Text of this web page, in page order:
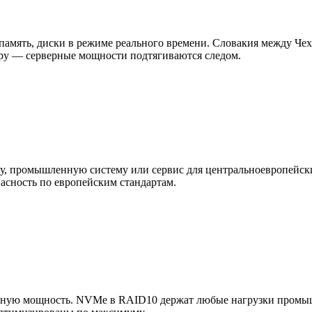
диски в режиме реального времени. Словакия между
— серверные мощности подтягиваются следом.
систему или сервис для
по европейским стандартам.
мощность. NVMe в RAID10 держат любые нагрузки